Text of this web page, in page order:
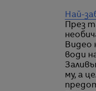
Най-
През
Видео
води
му, а